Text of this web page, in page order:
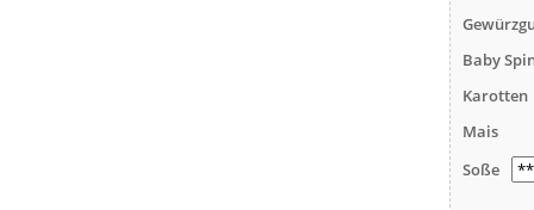
Baby
Karotten
Mais
Soße